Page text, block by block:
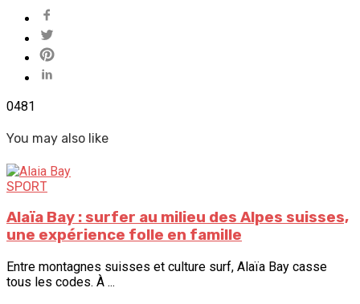
0481
You may also like
SPORT
Alaïa Bay : surfer au milieu des Alpes suisses,
une expérience folle en famille
Entre montagnes suisses et culture surf, Alaïa Bay casse
tous les codes. À ...